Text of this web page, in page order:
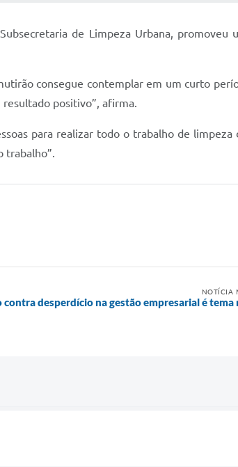
de Limpeza Urbana, promoveu
consegue contemplar em um curto
positivo”, afirma.
para realizar todo o trabalho de limpeza
trabalho”.
NOTÍCIA
contra desperdício na gestão empresarial é tema